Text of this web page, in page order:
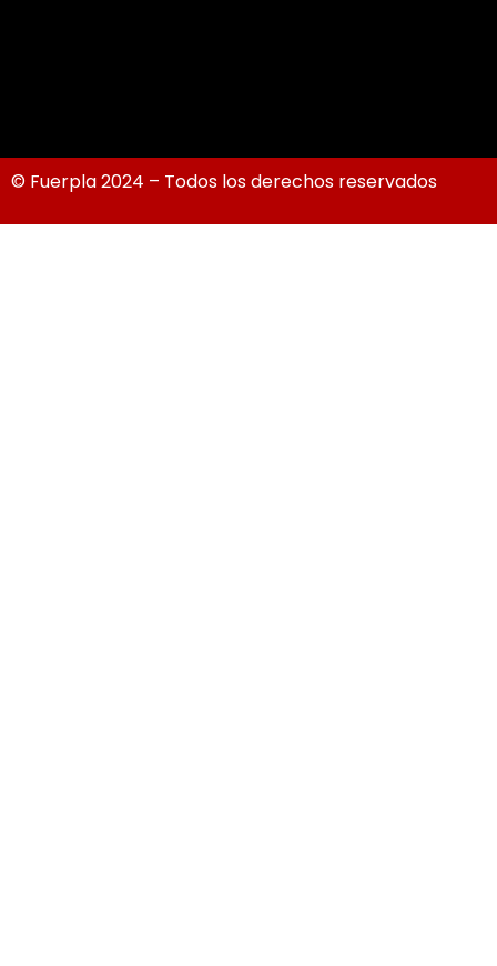
© Fuerpla 2024 – Todos los derechos reservados